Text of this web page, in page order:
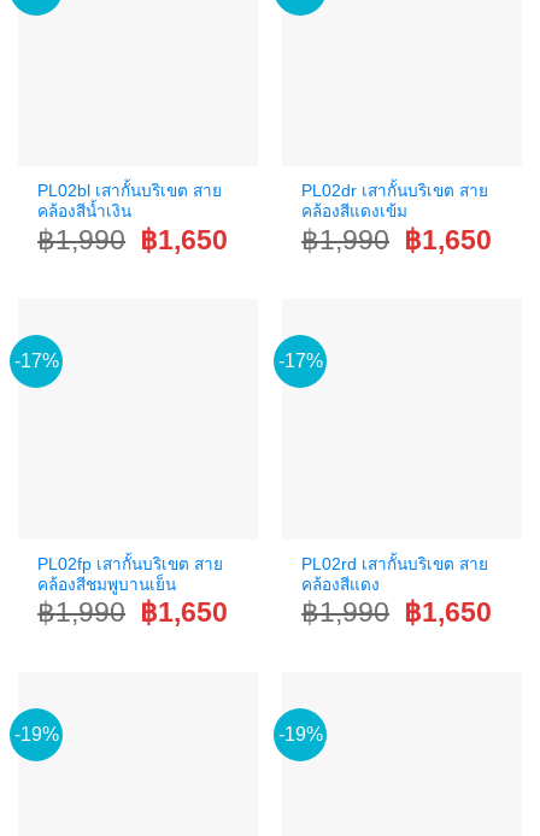
PL02bl เสากั้นบริเขต สาย
คล้องสีน้ำเงิน
฿1,990
Original
price
฿1,650
PL02dr เสากั้นบริเขต สาย
คล้องสีแดงเข้ม
฿1,990
Original
price
฿1,650
-17%
PL02fp เสากั้นบริเขต สาย
คล้องสีชมพูบานเย็น
฿1,990
Original
price
฿1,650
-17%
PL02rd เสากั้นบริเขต สาย
คล้องสีแดง
฿1,990
Original
price
฿1,650
-19% -19%